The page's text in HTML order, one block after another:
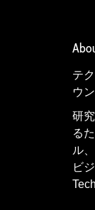
テ
ウ
研
る
ル
ビ